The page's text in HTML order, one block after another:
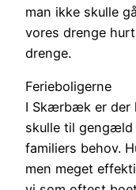
man ikke skulle
vores drenge
drenge.
Ferieboligerne
I Skærbæk er der
skulle til
familiers behov.
men meget